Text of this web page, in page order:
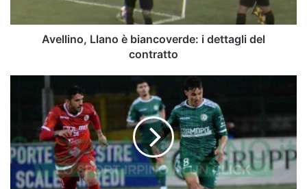
Avellino, Llano è biancoverde: i dettagli del
contratto
Deportiva:
“Bello
l’interesse
dall’Uruguay,
ma